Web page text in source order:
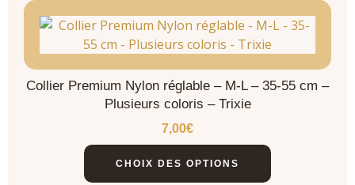
Collier Premium Nylon réglable – M-L – 35-55 cm –
Plusieurs coloris – Trixie
7,00€
CHOIX DES OPTIONS